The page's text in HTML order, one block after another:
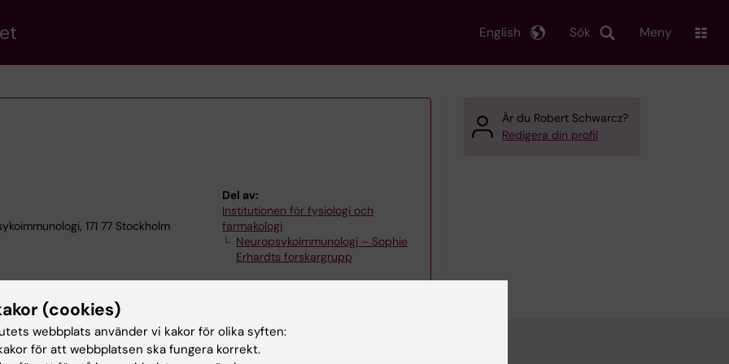
Sök
English Meny
171 77 Stockholm
Del av:
Institutionen för fysiologi och
farmakologi
Neuropsykoimmunologi – Sophie
Erhardts forskargrupp
Är du Robert Schwarcz?
Redigera din profil
(cookies)
webbplats använder vi kakor för olika syften:
för att webbplatsen ska fungera korrekt.